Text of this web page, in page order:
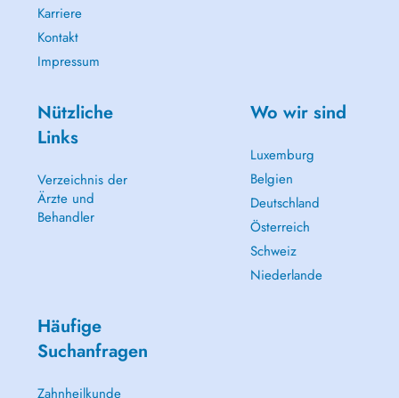
Karriere
Kontakt
Impressum
Nützliche
Links
Verzeichnis der
Ärzte und
Behandler
Wo wir sind
Luxemburg
Belgien
Deutschland
Österreich
Schweiz
Niederlande
Häufige
Suchanfragen
Zahnheilkunde